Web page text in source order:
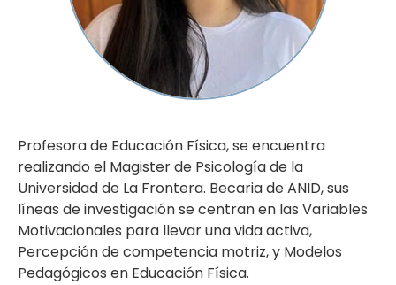
Profesora de Educación Física, se encuentra
realizando el Magister de Psicología de la
Universidad de La Frontera. Becaria de ANID, sus
líneas de investigación se centran en las Variables
Motivacionales para llevar una vida activa,
Percepción de competencia motriz, y Modelos
Pedagógicos en Educación Física.